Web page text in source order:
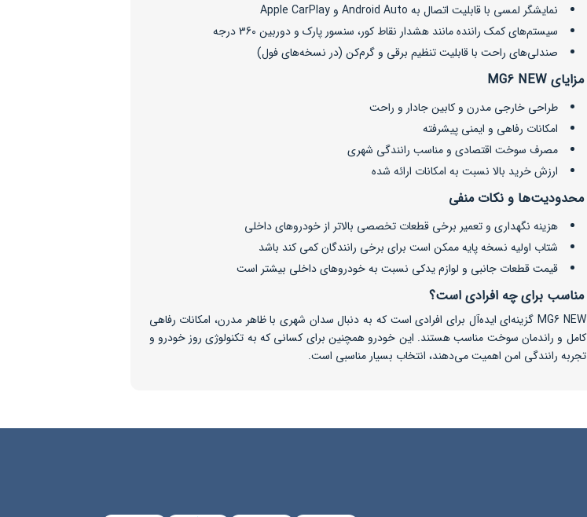
نمایشگر لمسی با قابلیت اتصال به Android Auto و Apple CarPlay
سیستم‌های کمک راننده مانند هشدار نقاط کور، سنسور پارک و دوربین 360 درجه
صندلی‌های راحت با قابلیت تنظیم برقی و گرم‌کن (در نسخه‌های فول)
مزایای MG6 NEW
طراحی خارجی مدرن و کابین جادار و راحت
امکانات رفاهی و ایمنی پیشرفته
مصرف سوخت اقتصادی و مناسب رانندگی شهری
ارزش خرید بالا نسبت به امکانات ارائه شده
محدودیت‌ها و نکات منفی
هزینه نگهداری و تعمیر برخی قطعات تخصصی بالاتر از خودروهای داخلی
شتاب اولیه نسخه پایه ممکن است برای برخی رانندگان کمی کند باشد
قیمت قطعات جانبی و لوازم یدکی نسبت به خودروهای داخلی بیشتر است
مناسب برای چه افرادی است؟
MG6 NEW گزینه‌ای ایده‌آل برای افرادی است که به دنبال سدان شهری با ظاهر مدرن، امکانات رفاهی
کامل و راندمان سوخت مناسب هستند. این خودرو همچنین برای کسانی که به تکنولوژی روز خودرو و
تجربه رانندگی امن اهمیت می‌دهند، انتخاب بسیار مناسبی است.